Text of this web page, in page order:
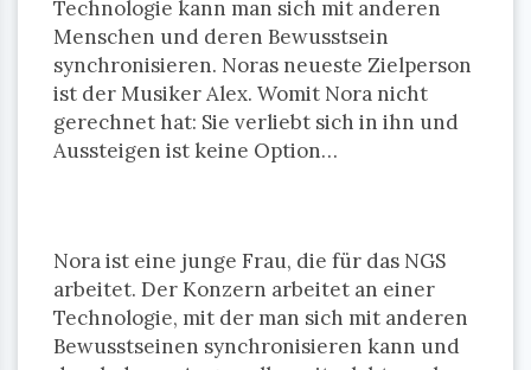
Technologie kann man sich mit anderen
Menschen und deren Bewusstsein
synchronisieren. Noras neueste Zielperson
ist der Musiker Alex. Womit Nora nicht
gerechnet hat: Sie verliebt sich in ihn und
Aussteigen ist keine Option…
Nora ist eine junge Frau, die für das NGS
arbeitet. Der Konzern arbeitet an einer
Technologie, mit der man sich mit anderen
Bewusstseinen synchronisieren kann und